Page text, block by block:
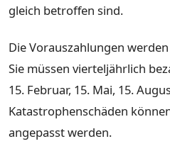
gleich betroffen sind.
Die Vorauszahlungen
Sie müssen vierteljährlich
15. Februar, 15. Mai, 15.
Katastrophenschäden
angepasst werden.